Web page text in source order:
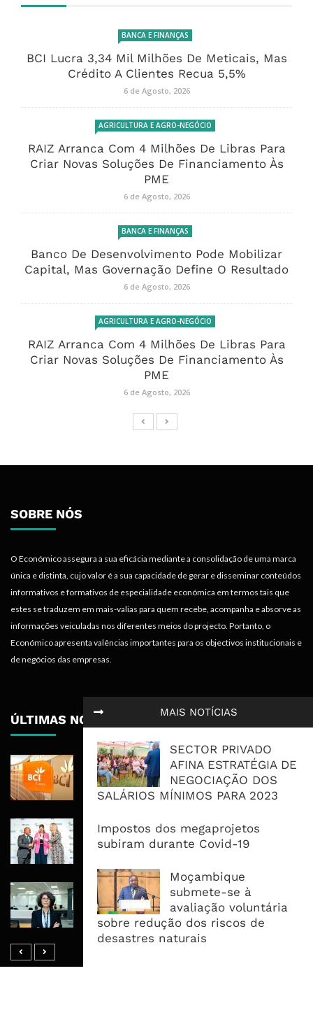
MAIS NOTÍCIAS
SECTOR PRIVADO
AFINA ESTRATÉGIA DE
NEGOCIAÇÃO DOS
SALÁRIOS MÍNIMOS PARA 2023
Impostos dos megaprojetos
subiram durante Covid-19
Moçambique
submete-se à
avaliação voluntária
sobre redução dos riscos de
desastres naturais
BANCA E FINANÇAS
BCI Lucra 3,34 Mil Milhões De Meticais, Mas
Crédito A Clientes Recua 5,5%
6 de Agosto, 2026
AGRICULTURA E AGRO-NEGÓCIO
RAIZ Arranca Com 4 Milhões De Libras Para
Criar Novas Soluções De Financiamento Às
PME
6 de Agosto, 2026
BANCA E FINANÇAS
Banco De Desenvolvimento Pode Mobilizar
Capital, Mas Governação Define O Resultado
6 de Agosto, 2026
AGRICULTURA E AGRO-NEGÓCIO
RAIZ Arranca Com 4 Milhões De Libras Para
Criar Novas Soluções De Financiamento Às
PME
6 de Agosto, 2026
SOBRE NÓS
O Económico assegura a sua eficácia mediante a consolidação de uma marca
única e distinta, cujo valor é a sua capacidade de gerar e disseminar conteúdos
informativos e formativos de especialidade económica em termos tais que
estes se traduzem em mais-valias para quem recebe, acompanha e absorve as
informações veiculadas nos diferentes meios do projecto. Portanto, o
Económico apresenta valências importantes para os objectivos institucionais e
de negócios das empresas.
ÚLTIMAS NOTÍCIAS
BCI Lucra 3,34 Mil Milhões De
Meticais, Mas Crédito A Clientes
Recua 5,5%
RAIZ Arranca Com 4 Milhões De
Libras Para Criar Novas Soluções De
Banco De Desenvolvimento Pode
Mobilizar Capital, Mas Governação
Define O Resultado